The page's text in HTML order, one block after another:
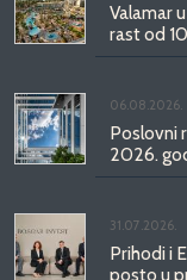
Valamar
rast od
06.08.2026.
Poslovni
2026.
31.07.2026.
Prihodi i
posto u